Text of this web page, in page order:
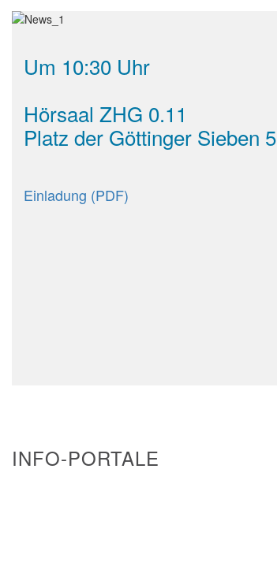
Um 10:30 Uhr
Hörsaal ZHG 0.11
Platz der Göttinger Sieben 5
Einladung (PDF)
INFO-PORTALE